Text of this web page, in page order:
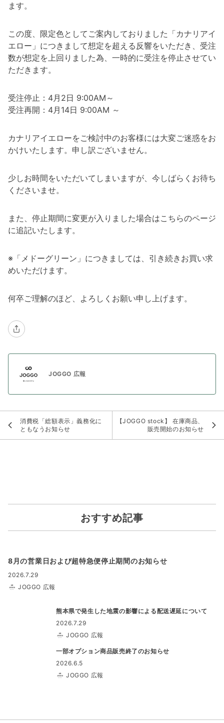
ます。
この度、限定色としてご案内しておりました「カナリアイ
エロー」につきまして想定を超える反響をいただき、受注
数が想定を上回りました為、一時的に受注を停止させてい
ただきます。
受注停止：4月2日 9:00AM～
受注再開：4月14日 9:00AM ～
カナリアイエローをご検討中のお客様には大変ご迷惑をお
かけいたします。申し訳ございません。
少しお時間をいただいてしまいますが、今しばらくお待ち
くださいませ。
また、停止期間に変更が入りました場合はこちらのページ
に追記いたします。
※「メドーグリーン」につきましては、引き続きお買い求
めいただけます。
何卒ご理解のほど、よろしくお願い申し上げます。
JOGGO 広報
消費税「総額表示」義務化に
ともなうお知らせ
【JOGGO stock】 在庫商品、
販売開始のお知らせ
おすすめ記事
8月の営業日および超特急便停止期間のお知らせ
2026.7.29
JOGGO 広報
熊本県で発生した地震の影響による配送遅延について
2026.7.29
JOGGO 広報
一部オプション商品販売終了のお知らせ
2026.6.5
JOGGO 広報